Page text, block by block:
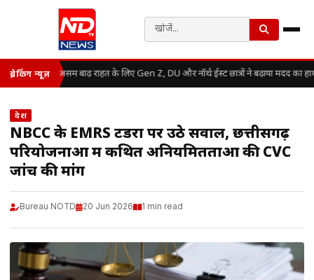
ब्रेकिंग न्यूज़ असम बाढ़ राहत के लिए Gen Z, DU और नॉर्थ ईस्ट छात्रों ने बढ़ाया मदद का
देश
NBCC के EMRS टेंडरों पर उठे सवाल, छत्तीसगढ़
परियोजनाओं में कथित अनियमितताओं की CVC
जांच की मांग
Bureau NOTD 20 Jun 2026 1 min read